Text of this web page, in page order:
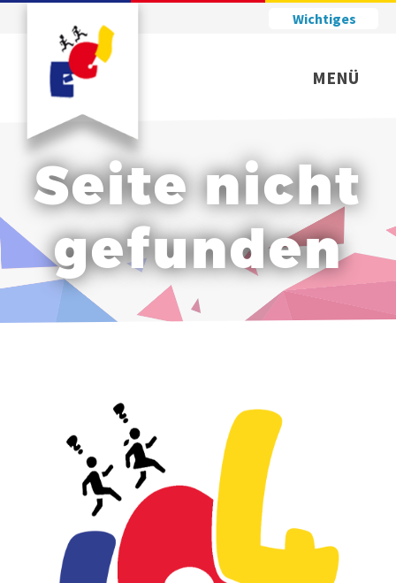
Wichtiges
MENÜ
Seite nicht
gefunden